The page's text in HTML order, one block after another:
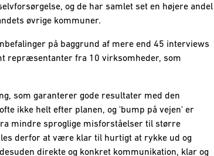
og de har samlet set en højere andel
øvrige kommuner.
på baggrund af mere end 45 interviews
repræsentanter fra 10 virksomheder, som
som garanterer gode resultater med den
ikke helt efter planen, og 'bump på vejen' er
mindre sproglige misforståelser til større
derfor at være klar til hurtigt at rykke ud og
direkte og konkret kommunikation, klar og